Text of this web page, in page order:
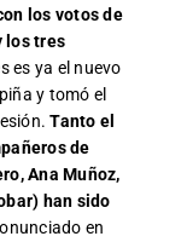
los votos de
los tres
es ya el nuevo
y tomó el
Tanto el
de
Ana Muñoz,
han sido
en